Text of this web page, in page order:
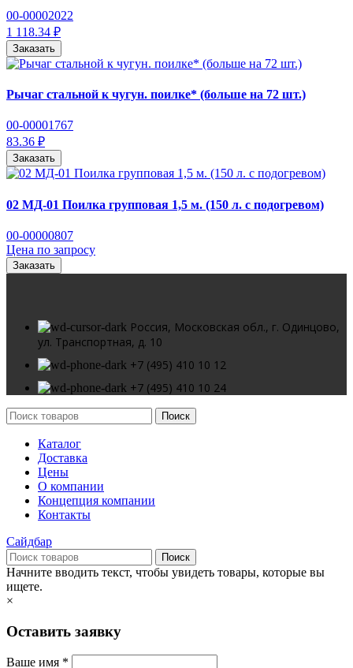
00-00002022
1 118.34 ₽
Заказать
Рычаг стальной к чугун. поилке* (больше на 72 шт.)
00-00001767
83.36 ₽
Заказать
02 МД-01 Поилка групповая 1,5 м. (150 л. с подогревом)
00-00000807
Цена по запросу
Заказать
Россия, Московская обл., г. Одинцово,
ул. Транспортная, д. 10
+7 (495) 410 10 12
+7 (495) 410 10 24
Поиск
Каталог
Доставка
Цены
О компании
Концепция компании
Контакты
Сайдбар
Поиск
Начните вводить текст, чтобы увидеть товары, которые вы
ищете.
×
Оставить заявку
Ваше имя *